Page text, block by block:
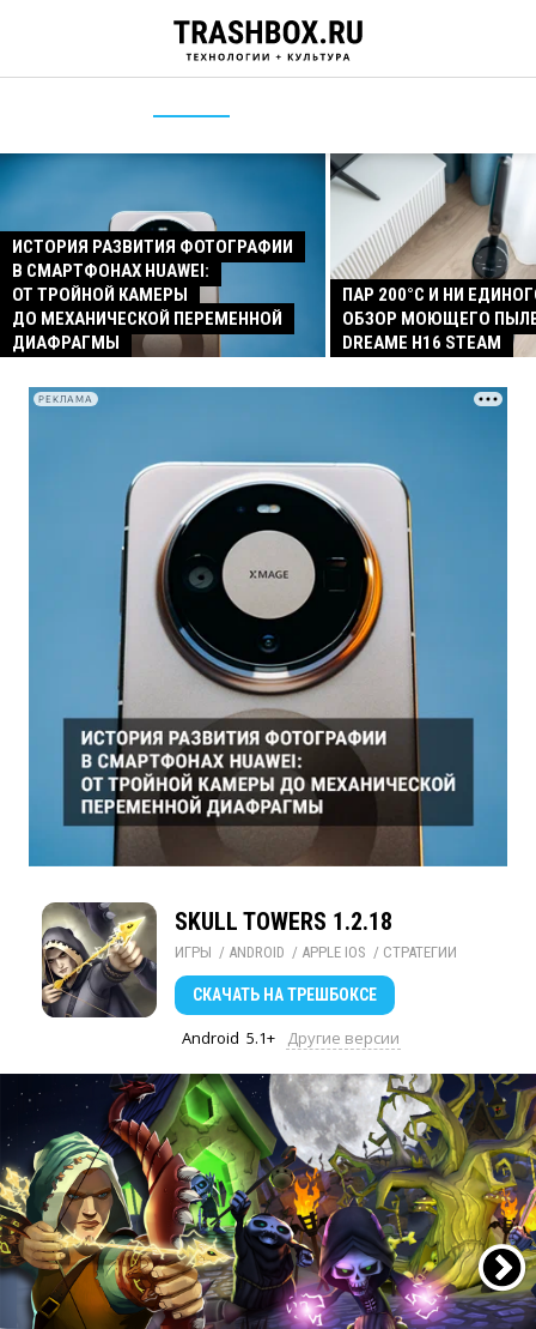
ИСТОРИЯ РАЗВИТИЯ ФОТОГРАФИИ
В СМАРТФОНАХ HUAWEI:
ОТ ТРОЙНОЙ КАМЕРЫ
ДО МЕХАНИЧЕСКОЙ ПЕРЕМЕННОЙ
ДИАФРАГМЫ
ПАР 200°C И НИ
ОБЗОР МОЮЩЕГО
DREAME H16 STEAM
РЕКЛАМА
SKULL TOWERS 1.2.18
ИГРЫ / ANDROID / APPLE IOS / СТРАТЕГИИ
СКАЧАТЬ НА ТРЕШБОКСЕ
Android 5.1+ Другие версии